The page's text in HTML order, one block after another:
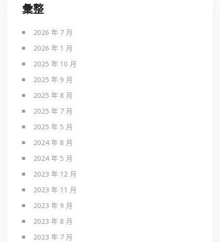
彙整
2026 年 7 月
2026 年 1 月
2025 年 10 月
2025 年 9 月
2025 年 8 月
2025 年 7 月
2025 年 5 月
2024 年 8 月
2024 年 5 月
2023 年 12 月
2023 年 11 月
2023 年 9 月
2023 年 8 月
2023 年 7 月